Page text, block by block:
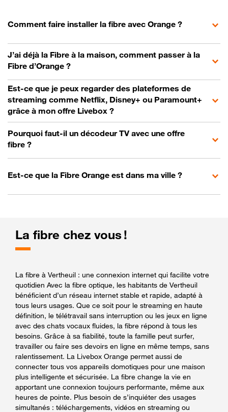
Comment faire installer la fibre avec Orange ?
J’ai déjà la Fibre à la maison, comment passer à la
Fibre d’Orange ?
Est-ce que je peux regarder des plateformes de
streaming comme Netflix, Disney+ ou Paramount+
grâce à mon offre Livebox ?
Pourquoi faut-il un décodeur TV avec une offre
fibre ?
Est-ce que la Fibre Orange est dans ma ville ?
La fibre chez vous !
La fibre à Vertheuil : une connexion internet qui facilite votre
quotidien Avec la fibre optique, les habitants de Vertheuil
bénéficient d’un réseau internet stable et rapide, adapté à
tous leurs usages. Que ce soit pour le streaming en haute
définition, le télétravail sans interruption ou les jeux en ligne
avec des chats vocaux fluides, la fibre répond à tous les
besoins. Grâce à sa fiabilité, toute la famille peut surfer,
travailler ou faire ses devoirs en ligne en même temps, sans
ralentissement. La Livebox Orange permet aussi de
connecter tous vos appareils domotiques pour une maison
plus intelligente et sécurisée. La fibre change la vie en
apportant une connexion toujours performante, même aux
heures de pointe. Plus besoin de s’inquiéter des usages
simultanés : téléchargements, vidéos en streaming ou